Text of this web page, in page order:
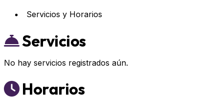
Servicios y Horarios
Servicios
No hay servicios registrados aún.
Horarios